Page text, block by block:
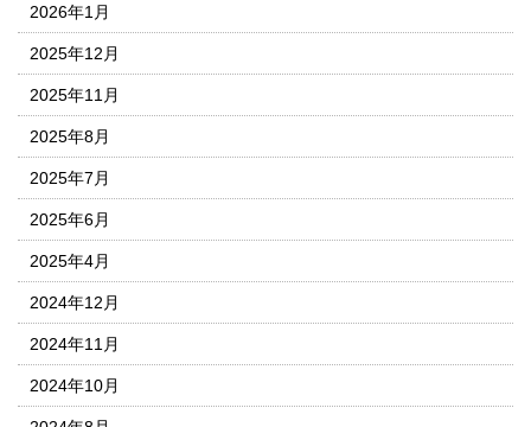
2026年1月
2025年12月
2025年11月
2025年8月
2025年7月
2025年6月
2025年4月
2024年12月
2024年11月
2024年10月